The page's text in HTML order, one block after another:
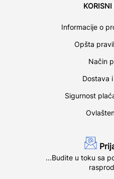
Informacije o
Opšta
Način
Dostava
Sigurnost
...Budite u toku sa